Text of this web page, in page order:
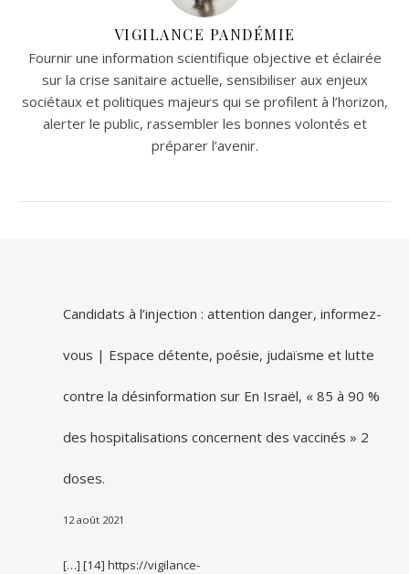
VIGILANCE PANDÉMIE
Fournir une information scientifique objective et éclairée
sur la crise sanitaire actuelle, sensibiliser aux enjeux
sociétaux et politiques majeurs qui se profilent à l’horizon,
alerter le public, rassembler les bonnes volontés et
préparer l’avenir.
Candidats à l’injection : attention danger, informez-
vous | Espace détente, poésie, judaïsme et lutte
contre la désinformation sur En Israël, « 85 à 90 %
des hospitalisations concernent des vaccinés » 2
doses.
12 août 2021
[…] [14] https://vigilance-